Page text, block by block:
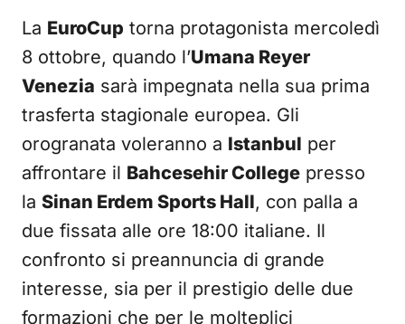
La EuroCup torna protagonista mercoledì
8 ottobre, quando l’Umana Reyer
Venezia sarà impegnata nella sua prima
trasferta stagionale europea. Gli
orogranata voleranno a Istanbul per
affrontare il Bahcesehir College presso
la Sinan Erdem Sports Hall, con palla a
due fissata alle ore 18:00 italiane. Il
confronto si preannuncia di grande
interesse, sia per il prestigio delle due
formazioni che per le molteplici